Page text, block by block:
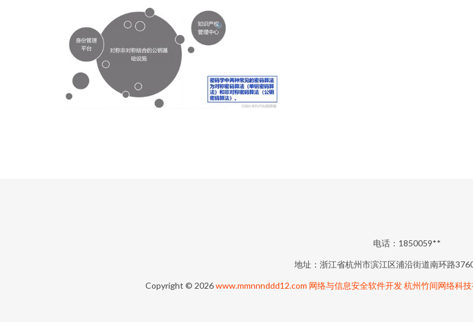
电话：1850059**
地址：浙江省杭州市滨江区浦沿街道南环路
Copyright © 2026www.mmnnnddd12.com 网络与信息安全软件开发 杭州竹间网络科